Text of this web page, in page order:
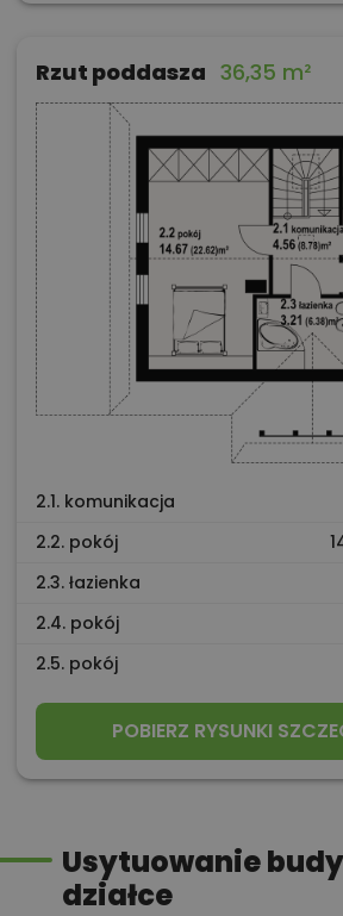
Rzut poddasza 36,35 m²
2.1. komunikacja
2.2. pokój
2.3. łazienka
2.4. pokój
2.5. pokój
POBIERZ RYSUNKI
Usytuowanie
działce